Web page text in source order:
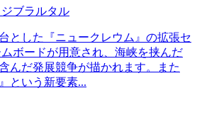
ブラルタル
とした『ニュークレウム』の拡張セ
ボードが用意され、海峡を挟んだ
んだ発展競争が描かれます。また
という新要素...